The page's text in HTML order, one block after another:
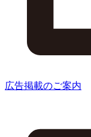
広告掲載のご案内